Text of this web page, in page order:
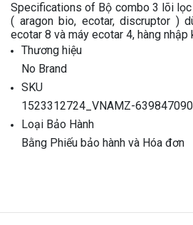
Specifications of Bộ combo 3 lõi
( aragon bio, ecotar, discruptor )
ecotar 8 và máy ecotar 4, hàng nhập
Thương hiệu
No Brand
SKU
1523312724_VNAMZ-
Loại Bảo Hành
Bằng Phiếu bảo hành và Hóa đơn